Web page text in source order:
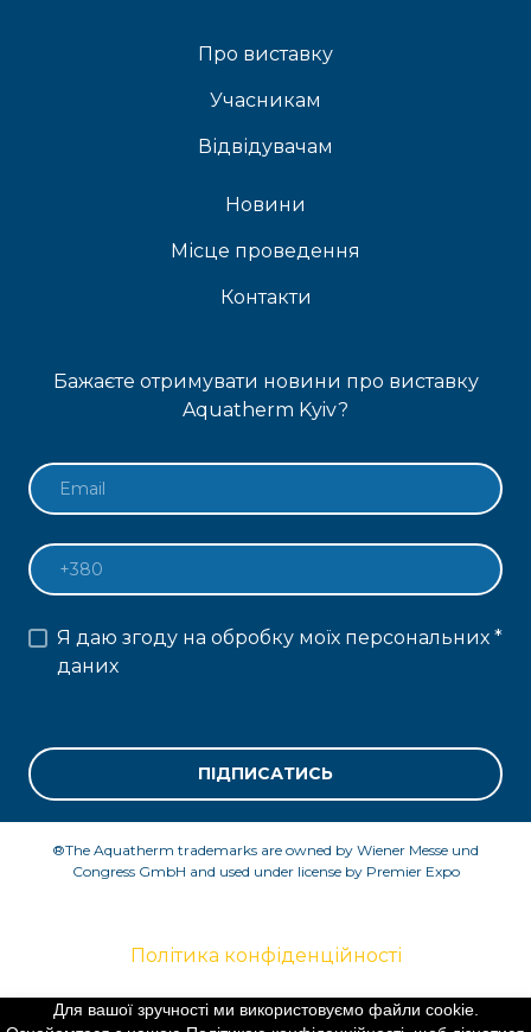
Про виставку
Учасникам
Відвідувачам
Новини
Місце проведення
Контакти
Бажаєте отримувати новини про виставку
Aquatherm Kyiv?
Я даю згоду на обробку моїх персональних
даних
*
ПІДПИСАТИСЬ
®The Aquatherm trademarks are owned by Wiener Messe und
Congress GmbH and used under license by Premier Expo
Політика конфіденційності
Для вашої зручності ми використовуємо файли cookie.